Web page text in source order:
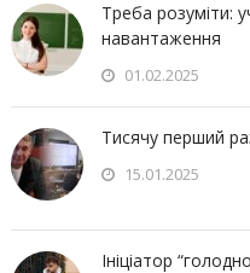
Треба розуміти:
навантаження
01.02.2025
Тисячу перший
15.01.2025
Ініціатор